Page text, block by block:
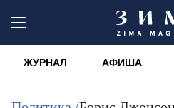
ЖУРНАЛ АФИША